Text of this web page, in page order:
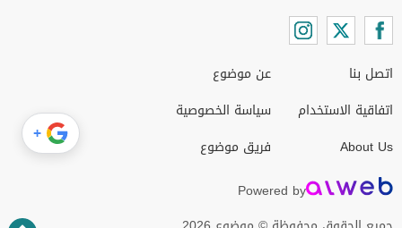
اتصل بنا
اتفاقية الاستخدام
About Us
عن موضوع
سياسة الخصوصية
فريق موضوع
Powered by
+